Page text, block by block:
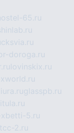
hostel-65.ru
doroga.ru
lovinskix.ru
liura.ruglasspb.ru
5.ru
2.ru